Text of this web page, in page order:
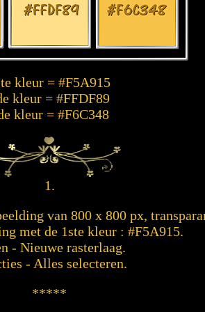
kleur = #F5A915
kleur = #FFDF89
kleur = #F6C348
1.
van 800 x 800 px,
met de 1ste kleur : #F5A915.
- Nieuwe rasterlaag.
- Alles selecteren.
*****